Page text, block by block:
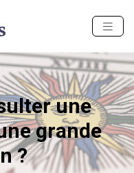
une
grande
?